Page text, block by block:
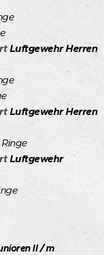
Luftgewehr Herren
Luftgewehr Herren
Luftgewehr
II / m